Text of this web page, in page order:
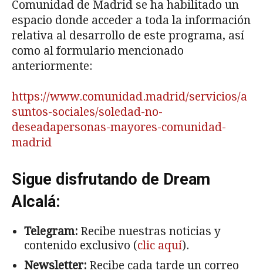
Comunidad de Madrid se ha habilitado un
espacio donde acceder a toda la información
relativa al desarrollo de este programa, así
como al formulario mencionado
anteriormente:
https://www.comunidad.madrid/servicios/a
suntos-sociales/soledad-no-
deseadapersonas-mayores-comunidad-
madrid
Sigue disfrutando de Dream
Alcalá:
Telegram: Recibe nuestras noticias y
contenido exclusivo (clic aquí).
Newsletter: Recibe cada tarde un correo